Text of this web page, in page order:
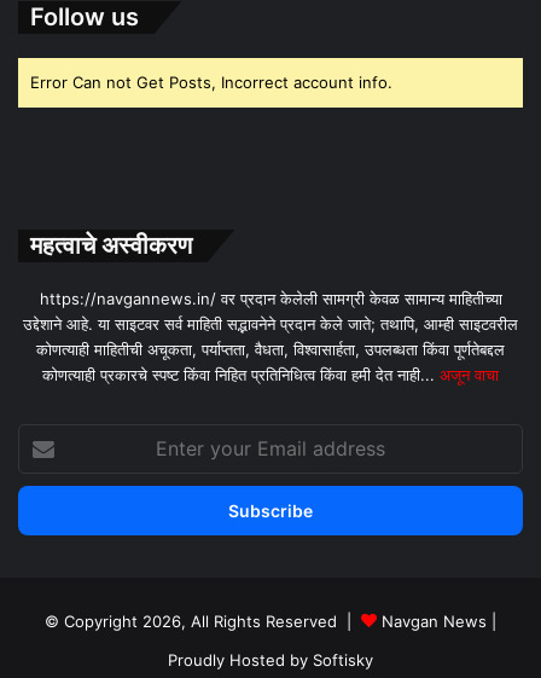
Follow us
Error Can not Get Posts, Incorrect account info.
महत्वाचे अस्वीकरण
https://navgannews.in/ वर प्रदान केलेली सामग्री केवळ सामान्य माहितीच्या
उद्देशाने आहे. या साइटवर सर्व माहिती सद्भावनेने प्रदान केले जाते; तथापि, आम्ही साइटवरील
कोणत्याही माहितीची अचूकता, पर्याप्तता, वैधता, विश्वासार्हता, उपलब्धता किंवा पूर्णतेबद्दल
कोणत्याही प्रकारचे स्पष्ट किंवा निहित प्रतिनिधित्व किंवा हमी देत ​​नाही... अजून वाचा
your
Email
© Copyright 2026, All Rights Reserved | Navgan News
Proudly Hosted by Softisky